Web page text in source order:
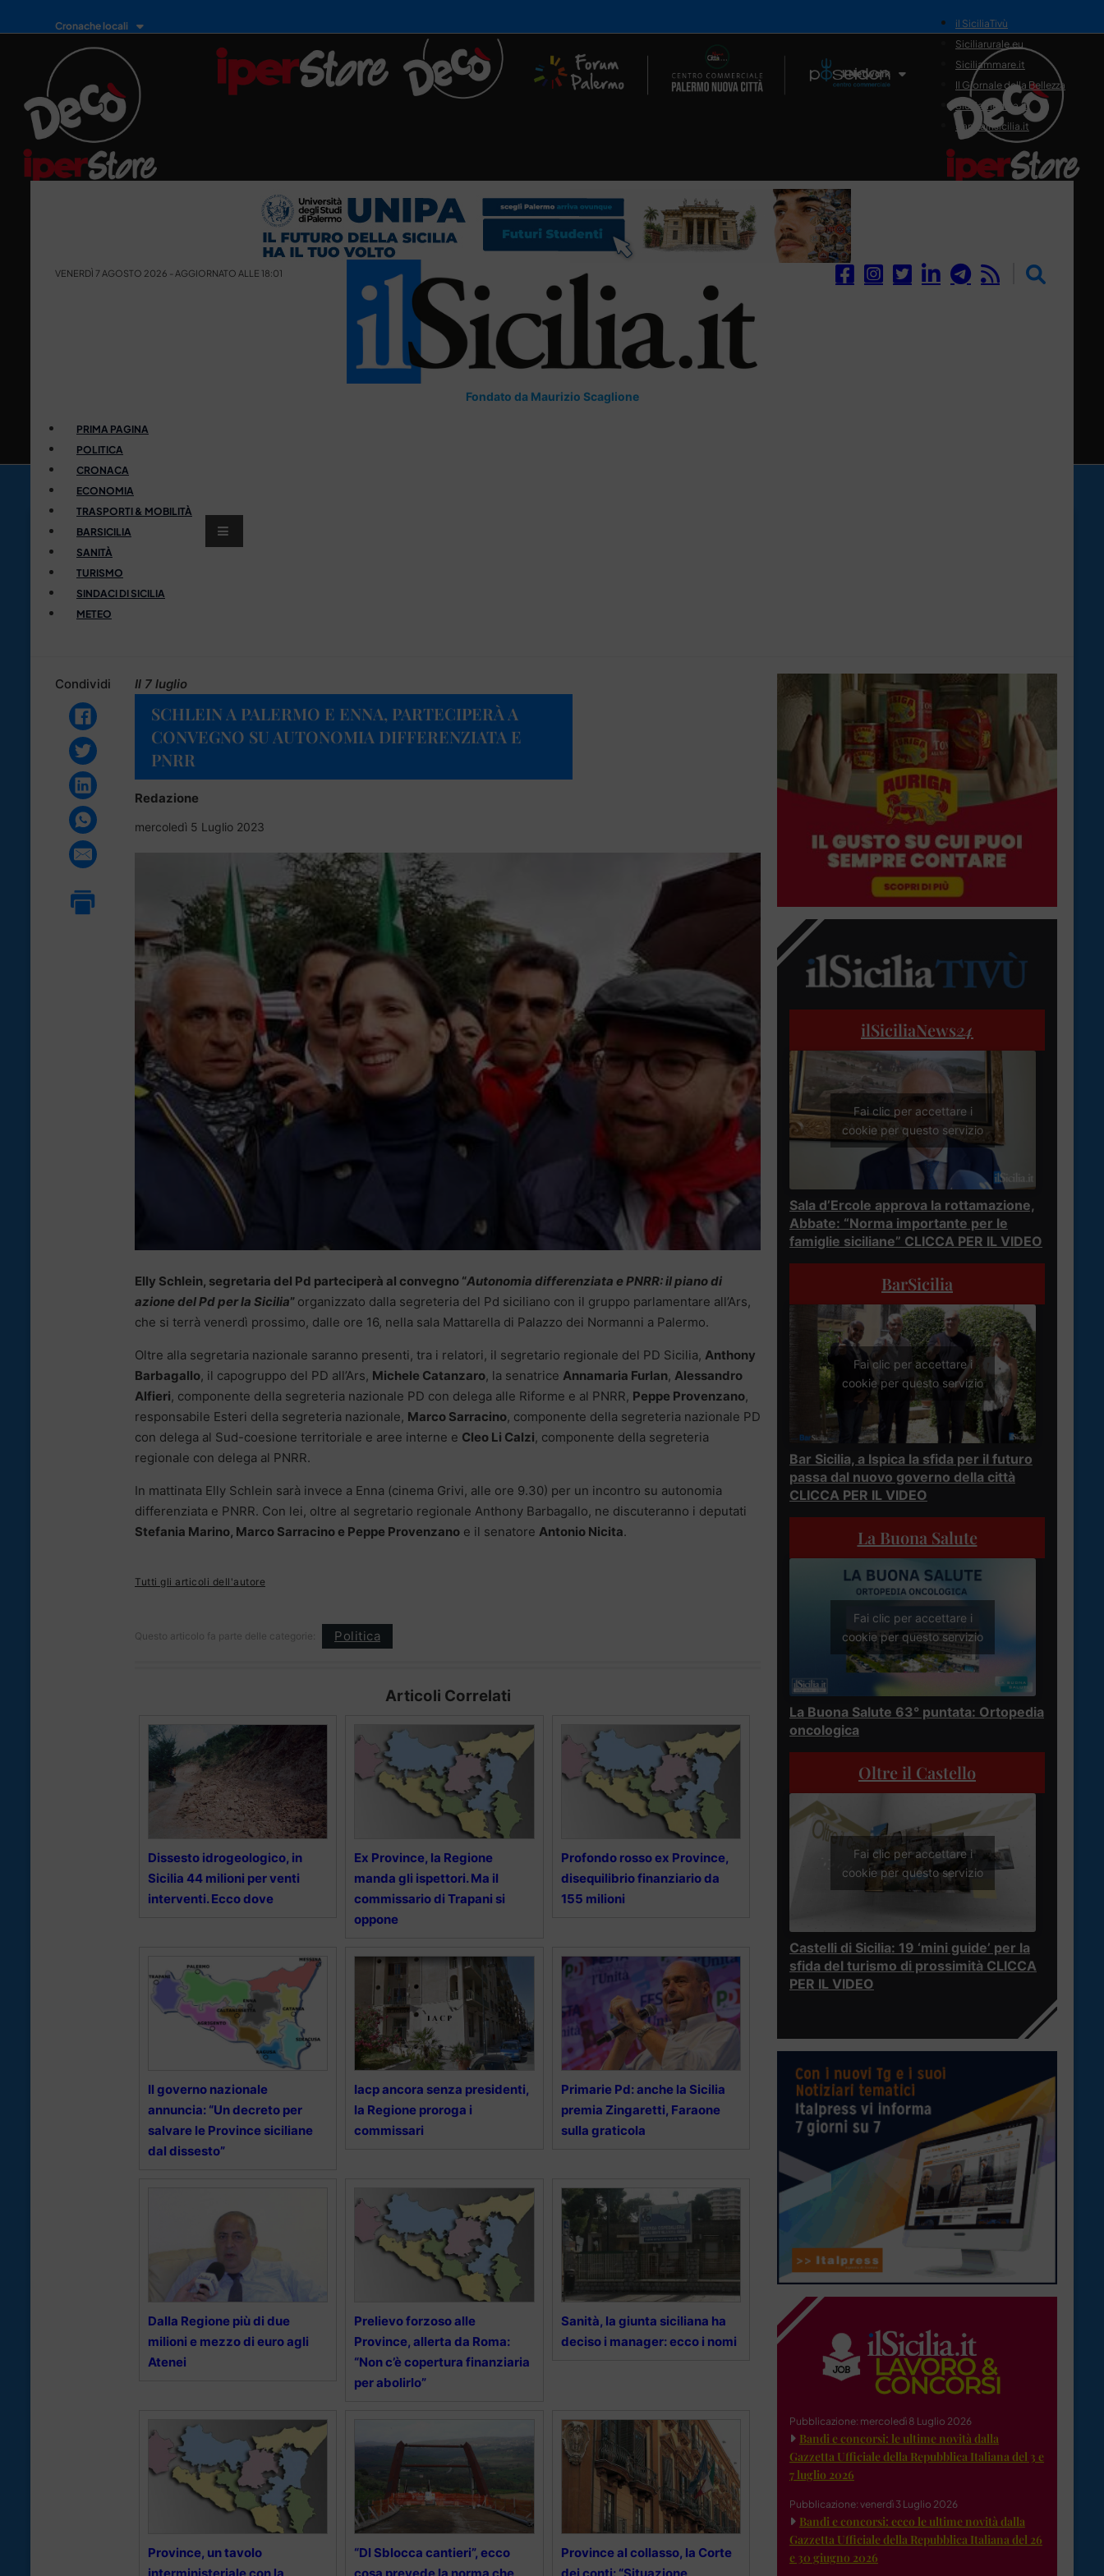
Cronache locali
Il Network
il SiciliaTivù
Siciliarurale.eu
Siciliammare.it
Il Giornale della Bellezza
Siciliamedica.it
Sanitainsicilia.it
VENERDÌ 7 AGOSTO 2026 - AGGIORNATO ALLE 18:01
Fondato da Maurizio Scaglione
PRIMA PAGINA
POLITICA
CRONACA
ECONOMIA
TRASPORTI & MOBILITÀ
BARSICILIA
SANITÀ
TURISMO
SINDACI DI SICILIA
METEO
Condividi Il 7 luglio
SCHLEIN A PALERMO E ENNA, PARTECIPERÀ A
CONVEGNO SU AUTONOMIA DIFFERENZIATA E
PNRR
Redazione
mercoledì 5 Luglio 2023
Elly Schlein, segretaria del Pd parteciperà al convegno “Autonomia differenziata e PNRR: il piano di
azione del Pd per la Sicilia” organizzato dalla segreteria del Pd siciliano con il gruppo parlamentare all’Ars,
che si terrà venerdì prossimo, dalle ore 16, nella sala Mattarella di Palazzo dei Normanni a Palermo.
Oltre alla segretaria nazionale saranno presenti, tra i relatori, il segretario regionale del PD Sicilia, Anthony
Barbagallo, il capogruppo del PD all’Ars, Michele Catanzaro, la senatrice Annamaria Furlan, Alessandro
Alfieri, componente della segreteria nazionale PD con delega alle Riforme e al PNRR, Peppe Provenzano,
responsabile Esteri della segreteria nazionale, Marco Sarracino, componente della segreteria nazionale PD
con delega al Sud-coesione territoriale e aree interne e Cleo Li Calzi, componente della segreteria
regionale con delega al PNRR.
In mattinata Elly Schlein sarà invece a Enna (cinema Grivi, alle ore 9.30) per un incontro su autonomia
differenziata e PNRR. Con lei, oltre al segretario regionale Anthony Barbagallo, ne discuteranno i deputati
Stefania Marino, Marco Sarracino e Peppe Provenzano e il senatore Antonio Nicita.
Tutti gli articoli dell'autore
Questo articolo fa parte delle categorie: Politica
Articoli Correlati
Dissesto idrogeologico, in
Sicilia 44 milioni per venti
interventi. Ecco dove
Ex Province, la Regione
manda gli ispettori. Ma il
commissario di Trapani si
oppone
Profondo rosso ex Province,
disequilibrio finanziario da
155 milioni
Il governo nazionale
annuncia: “Un decreto per
salvare le Province siciliane
dal dissesto”
Iacp ancora senza presidenti,
la Regione proroga i
commissari
Primarie Pd: anche la Sicilia
premia Zingaretti, Faraone
sulla graticola
Dalla Regione più di due
milioni e mezzo di euro agli
Atenei
Prelievo forzoso alle
Province, allerta da Roma:
“Non c’è copertura finanziaria
per abolirlo”
Sanità, la giunta siciliana ha
deciso i manager: ecco i nomi
Province, un tavolo
“Dl Sblocca cantieri”, ecco
Province al collasso, la Corte
ilSiciliaNews24
Fai clic per accettare i
cookie per questo servizio
Sala d’Ercole approva la rottamazione,
Abbate: “Norma importante per le
famiglie siciliane” CLICCA PER IL VIDEO
BarSicilia
Fai clic per accettare i
cookie per questo servizio
Bar Sicilia, a Ispica la sfida per il futuro
passa dal nuovo governo della città
CLICCA PER IL VIDEO
La Buona Salute
Fai clic per accettare i
cookie per questo servizio
La Buona Salute 63° puntata: Ortopedia
oncologica
Oltre il Castello
Fai clic per accettare i
cookie per questo servizio
Castelli di Sicilia: 19 ‘mini guide’ per la
sfida del turismo di prossimità CLICCA
PER IL VIDEO
Pubblicazione: mercoledì 8 Luglio 2026
Bandi e concorsi: le ultime novità dalla
Gazzetta Ufficiale della Repubblica Italiana del 3 e
7 luglio 2026
Pubblicazione: venerdì 3 Luglio 2026
Bandi e concorsi: ecco le ultime novità dalla
Gazzetta Ufficiale della Repubblica Italiana del 26
e 30 giugno 2026